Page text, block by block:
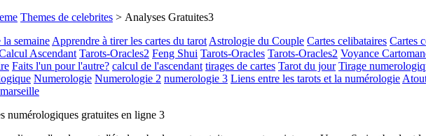
Themes de celebrites > Analyses Gratuites3
la semaine Apprendre à tirer les cartes du tarot Astrologie du Couple Cartes celibataires Cartes
Ascendant Tarots-Oracles2 Feng Shui Tarots-Oracles Tarots-Oracles2 Voyance
Faits l'un pour l'autre? calcul de l'ascendant tirages de cartes Tarot du jour Tirage
Numerologie Numerologie 2 numerologie 3 Liens entre les tarots et la numérologie
numérologiques gratuites en ligne 3